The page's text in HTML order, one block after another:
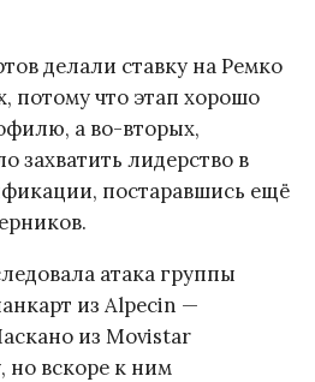
делали ставку на Ремко
потому что этап хорошо
а во-вторых,
захватить лидерство в
постаравшись ещё
атака группы
из Alpecin —
из Movistar
но вскоре к ним